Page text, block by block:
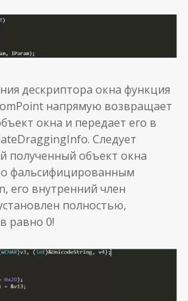
дескриптора окна функция
напрямую возвращает
окна и передает его в
Следует
полученный объект окна
фальсифицированным
его внутренний член
полностью,
равно 0!